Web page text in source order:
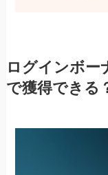
ログインボー
で獲得できる